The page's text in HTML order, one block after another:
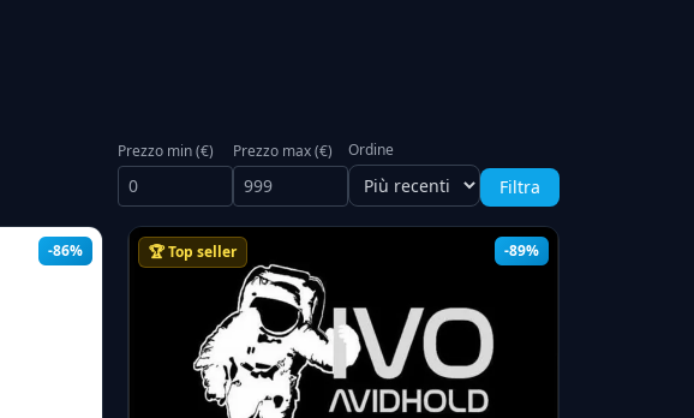
Prezzo min (€) Prezzo max (€) Ordine
Filtra
-86% -89%
🏆 Top seller